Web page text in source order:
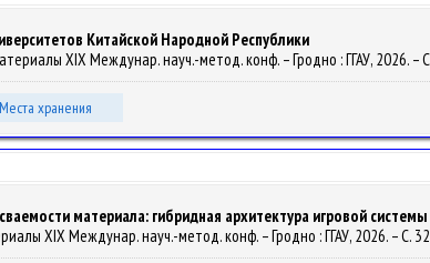
Китайской Народной Республики
XIX Междунар. науч.-метод. конф. – Гродно : ГГАУ, 2026. –
Места хранения
материала: гибридная архитектура игровой системы
XIX Междунар. науч.-метод. конф. – Гродно : ГГАУ, 2026. – С.